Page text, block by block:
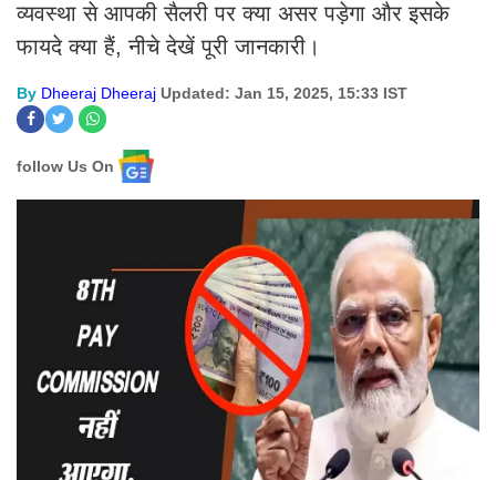
व्यवस्था से आपकी सैलरी पर क्या असर पड़ेगा और इसके
फायदे क्या हैं, नीचे देखें पूरी जानकारी।
By Dheeraj Dheeraj Updated: Jan 15, 2025, 15:33 IST
follow Us On